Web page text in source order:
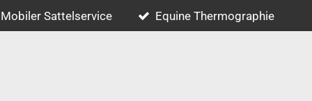
Mobiler Sattelservice Equine Thermographie